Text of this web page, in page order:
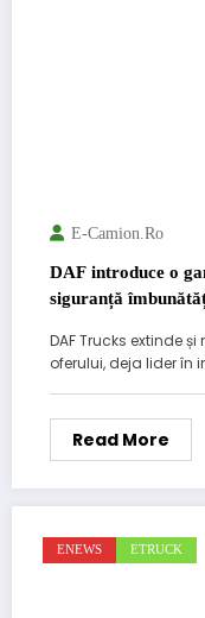
E-Camion.ro
DAF introduce o
siguranță
DAF Trucks extinde
oferului, deja lider în
Read More
ENEWS ETRUCK